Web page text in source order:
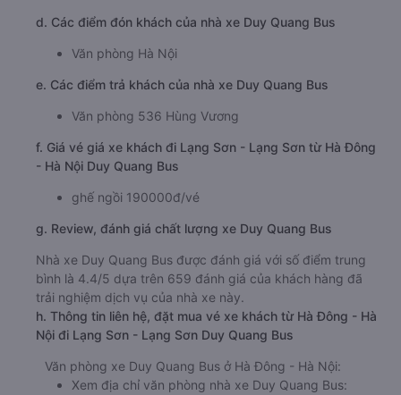
d. Các điểm đón khách của nhà xe Duy Quang Bus
Văn phòng Hà Nội
e. Các điểm trả khách của nhà xe Duy Quang Bus
Văn phòng 536 Hùng Vương
f. Giá vé giá xe khách đi Lạng Sơn - Lạng Sơn từ Hà Đông
- Hà Nội Duy Quang Bus
ghế ngồi 190000đ/vé
g. Review, đánh giá chất lượng xe Duy Quang Bus
Nhà xe Duy Quang Bus được đánh giá với số điểm trung
bình là 4.4/5 dựa trên 659 đánh giá của khách hàng đã
trải nghiệm dịch vụ của nhà xe này.
h. Thông tin liên hệ, đặt mua vé xe khách từ Hà Đông - Hà
Nội đi Lạng Sơn - Lạng Sơn Duy Quang Bus
Văn phòng xe Duy Quang Bus ở Hà Đông - Hà Nội:
Xem địa chỉ văn phòng nhà xe Duy Quang Bus: